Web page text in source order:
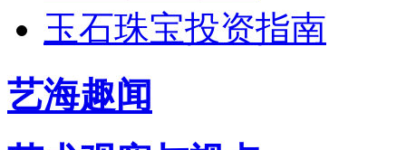
玉石珠宝投资指南
艺海趣闻